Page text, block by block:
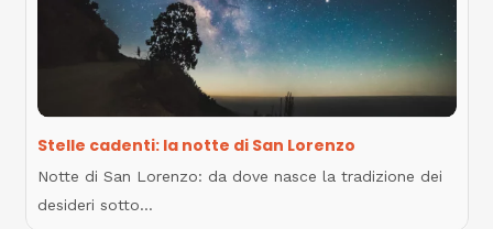
Stelle cadenti: la notte di San Lorenzo
Notte di San Lorenzo: da dove nasce la tradizione dei
desideri sotto…